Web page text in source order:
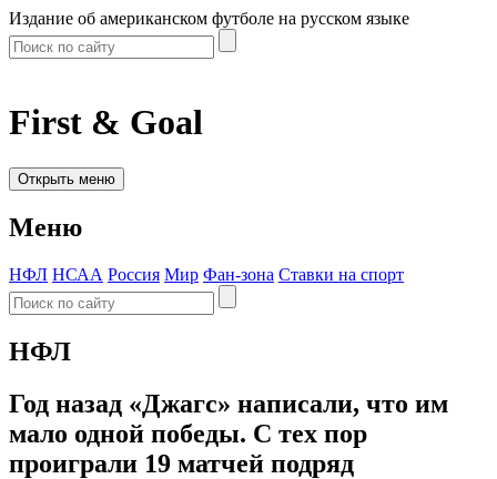
Издание об американском футболе на русском языке
First & Goal
Открыть меню
Меню
НФЛ НСАА Россия Мир Фан-зона Ставки на спорт
НФЛ
Год назад «Джагс» написали, что им
мало одной победы. С тех пор
проиграли 19 матчей подряд